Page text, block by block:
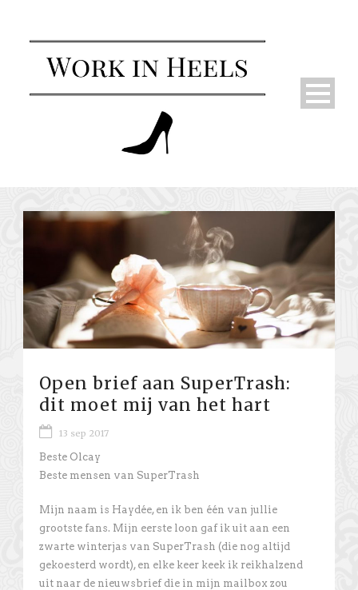
Open brief aan SuperTrash:
dit moet mij van het hart
13 sep 2017
Beste Olcay
Beste mensen van SuperTrash
Mijn naam is Haydée, en ik ben één van jullie
grootste fans. Mijn eerste loon gaf ik uit aan een
zwarte winterjas van SuperTrash (die nog altijd
gekoesterd wordt), en elke keer keek ik reikhalzend
uit naar de nieuwsbrief die in mijn mailbox zou